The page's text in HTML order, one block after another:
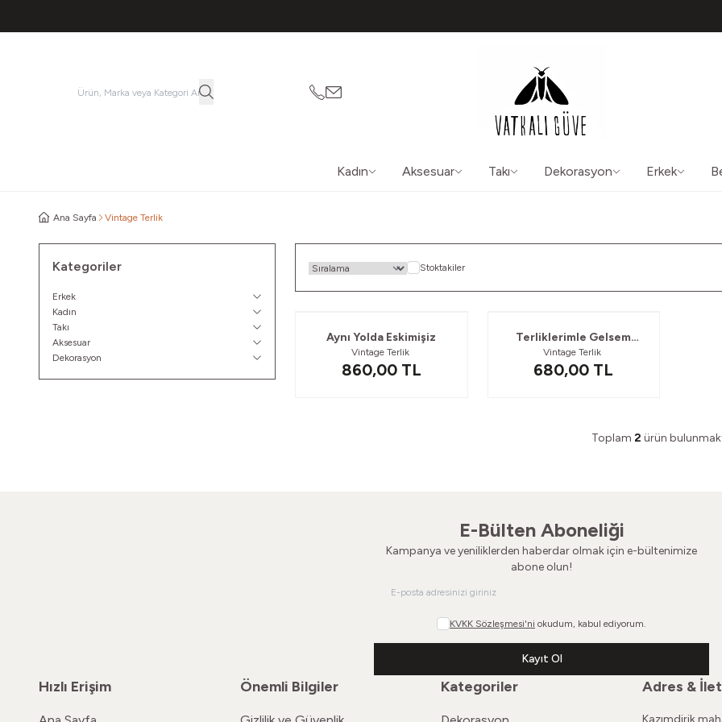
05362150565
vatkaliguve@gmail.com
Kadın Aksesuar Takı Dekorasyon Erkek
Ana Sayfa Vintage Terlik
Kategoriler
Erkek
Kadın
Takı
Aksesuar
Dekorasyon
Stoktakiler
Aynı Yolda Eskimişiz
Vintage Terlik
860,00TL
Terliklerimle Gelsem
Sana
Vintage Terlik
680,00 TL
Toplam 2 ürün
E-Bülten Aboneliği
Kampanya ve yeniliklerden haberdar olmak için e-bültenimize
abone olun!
KVKK Sözleşmesi'ni okudum, kabul ediyorum.
Kayıt Ol
Hızlı Erişim Önemli Bilgiler Kategoriler Adres &
Kazımdirik